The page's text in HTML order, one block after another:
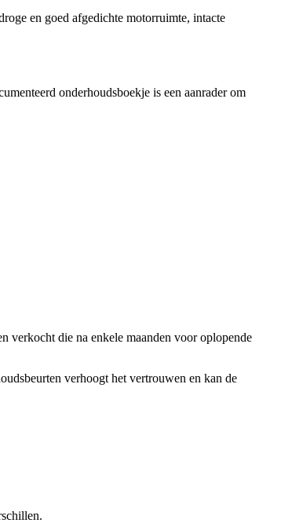
en goed afgedichte motorruimte, intacte
onderhoudsboekje is een aanrader om
verkocht die na enkele maanden voor oplopende
verhoogt het vertrouwen en kan de